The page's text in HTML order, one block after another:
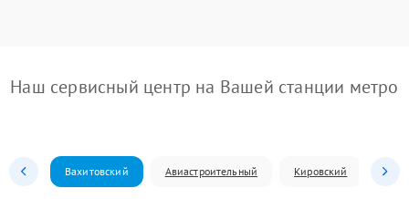
Наш сервисный центр на Вашей станции метро
Вахитовский Авиастроительный Кировский